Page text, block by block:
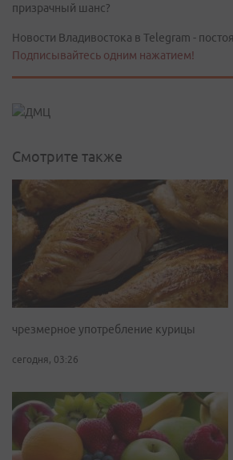
призрачный шанс?
Новости Владивостока в Telegram -
Подписывайтесь одним нажатием!
Смотрите также
чрезмерное употребление курицы
сегодня, 03:26